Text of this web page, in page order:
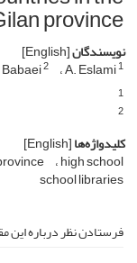
province
نویسندگان[English]
A. Eslami1
2
1
2
کلیدواژه‌ها[English]
high school
school libraries
فرستادن نظر درباره این